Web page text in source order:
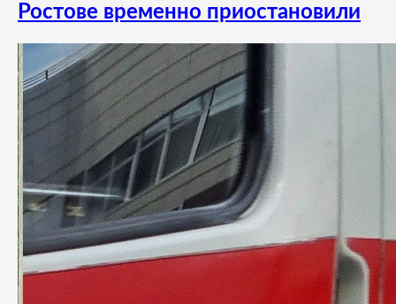
Ростове временно приостановили